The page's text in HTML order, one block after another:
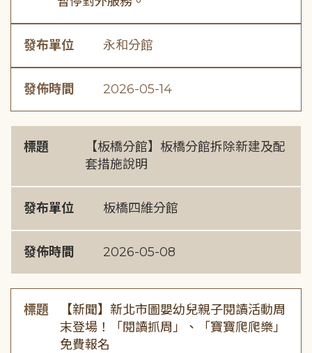
發布單位 永和分館
發佈時間 2026-05-14
標題
【板橋分館】板橋分館拆除新建及配
套措施說明
發布單位 板橋四維分館
發佈時間 2026-05-08
標題
【新聞】新北市圖嬰幼兒親子閱讀活動周
末登場！「閱讀抓周」、「寶寶爬爬樂」
免費報名